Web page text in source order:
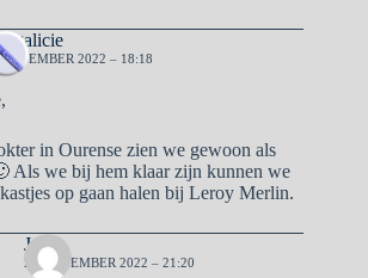
2022 – 18:18
in Ourense zien we gewoon als
Als we bij hem klaar zijn kunnen we
op gaan halen bij Leroy Merlin.
José
28 NOVEMBER 2022 – 21:20